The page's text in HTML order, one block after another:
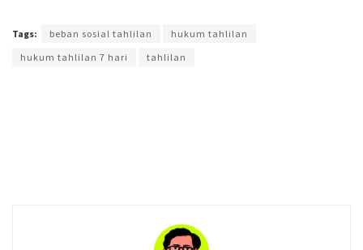
Tags: beban sosial tahlilan
hukum tahlilan
hukum tahlilan 7 hari
tahlilan